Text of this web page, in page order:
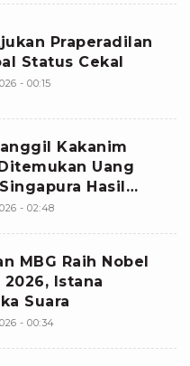
Praperadilan
Status Cekal
- 00:15
Kakanim
Uang
Hasil
- 02:48
MBG Raih Nobel
Istana
Suara
- 00:34